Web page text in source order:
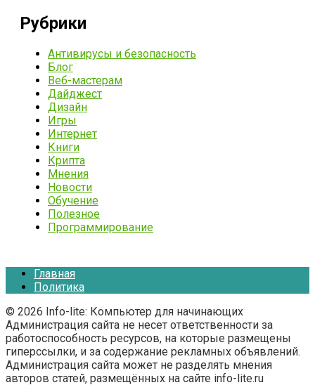
Рубрики
Антивирусы и безопасность
Блог
Веб-мастерам
Дайджест
Дизайн
Игры
Интернет
Книги
Крипта
Мнения
Новости
Обучение
Полезное
Программирование
Главная
Политика
© 2026 Info-lite: Компьютер для начинающих
Администрация сайта не несет ответственности за
работоспособность ресурсов, на которые размещены
гиперссылки, и за содержание рекламных объявлений.
Администрация сайта может не разделять мнения
авторов статей, размещённых на сайте info-lite.ru